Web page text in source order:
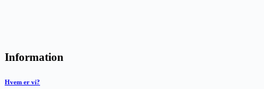
Information
Hvem er vi?